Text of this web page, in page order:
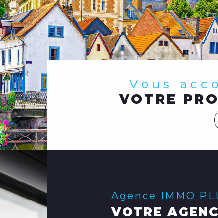
Vous
VOTRE
Agence IMMO
VOTRE